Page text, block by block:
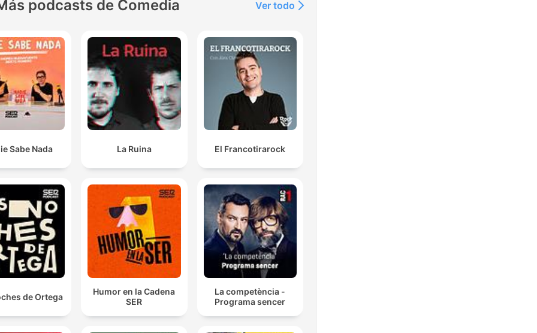
podcasts de Comedia Ver todo
Sabe Nada La Ruina El Francotirarock
de Ortega
Humor en la Cadena
SER
La competència -
Programa sencer